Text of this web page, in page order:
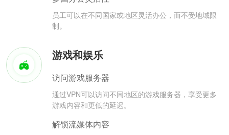
员工可以在不同国家或地区灵活办公，而不受地域限
制。
游戏和娱乐
访问游戏服务器
通过VPN可以访问不同地区的游戏服务器，享受更多
游戏内容和更低的延迟。
解锁流媒体内容